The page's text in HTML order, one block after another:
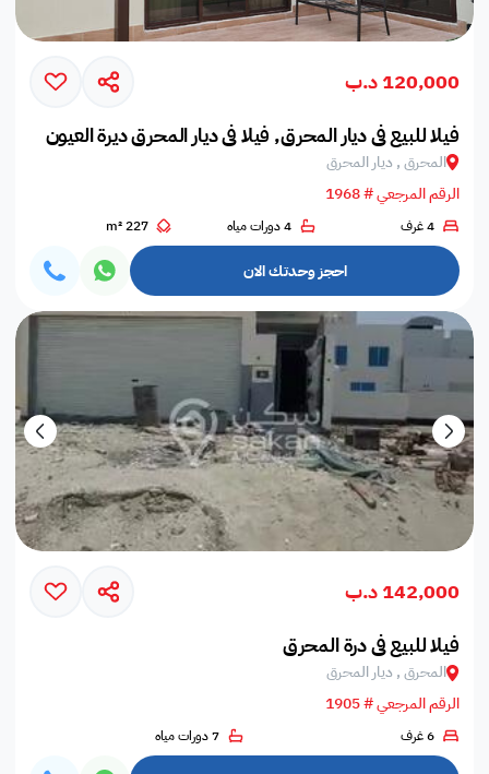
120,000 د.ب
فيلا للبيع في ديار المحرق, فيلا في ديار المحرق ديرة العيون
المحرق , ديار المحرق
الرقم المرجعي # 1968
4 غرف 4 دورات مياه 227 m²
احجز وحدتك الان
142,000 د.ب
فيلا للبيع في درة المحرق
المحرق , ديار المحرق
الرقم المرجعي # 1905
6 غرف 7 دورات مياه